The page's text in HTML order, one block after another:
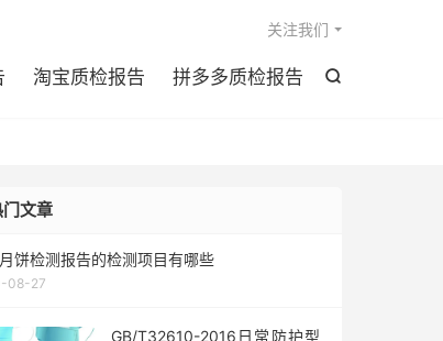

淘宝质检报告 拼多多质检报告
关注我们
文章
饼检测报告的检测项目有哪些
08-27
GB/T32610-2016日常防护型